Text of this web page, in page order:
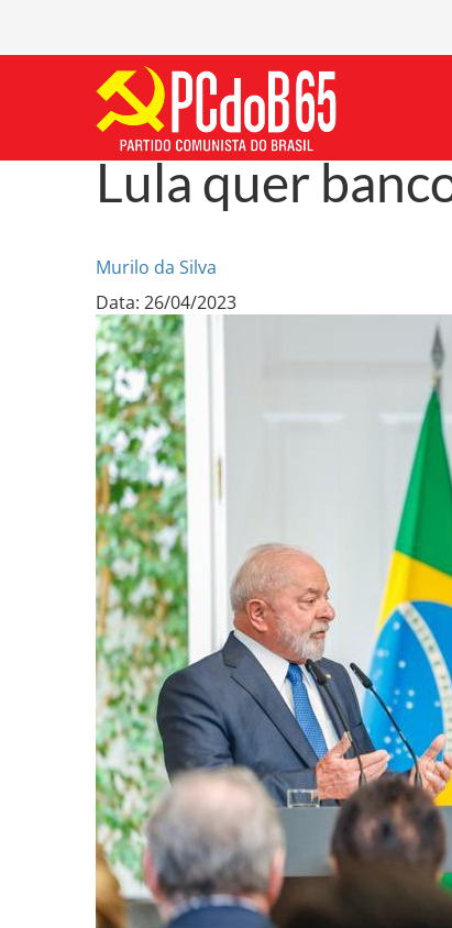
Lula quer
Murilo da Silva
Data: 26/04/2023